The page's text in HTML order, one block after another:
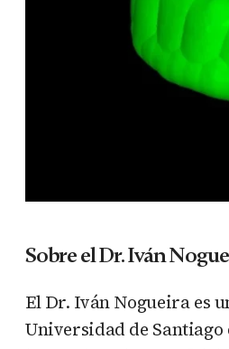
Sobre el Dr. Iván
El Dr. Iván Nogueira es
Universidad de